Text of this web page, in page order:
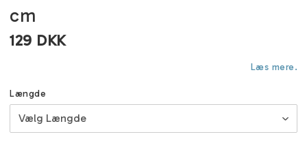
cm
129 DKK
Læs mere.
Længde